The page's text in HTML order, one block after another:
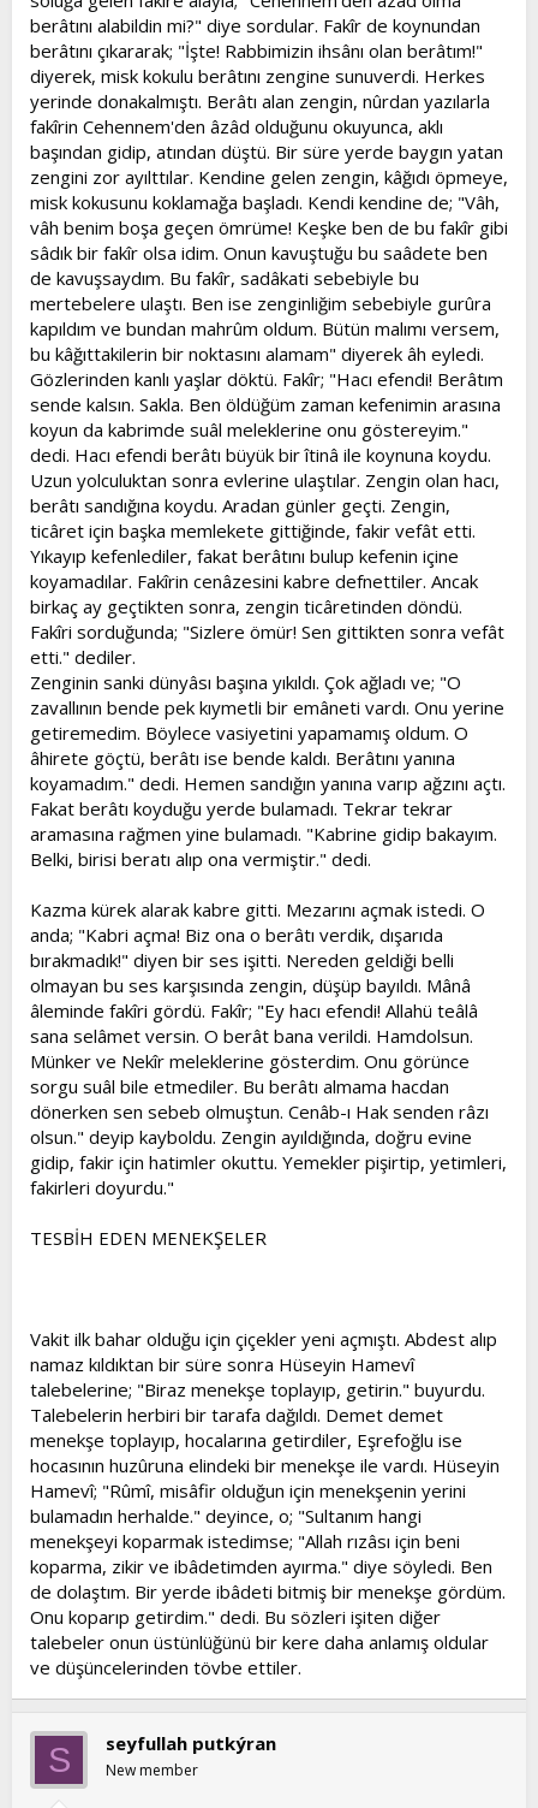
berâtını alabildin mi?" diye sordular. Fakîr de koynundan
berâtını çıkararak; "İşte! Rabbimizin ihsânı olan berâtım!"
diyerek, misk kokulu berâtını zengine sunuverdi. Herkes
yerinde donakalmıştı. Berâtı alan zengin, nûrdan yazılarla
fakîrin Cehennem'den âzâd olduğunu okuyunca, aklı
başından gidip, atından düştü. Bir süre yerde baygın yatan
zengini zor ayılttılar. Kendine gelen zengin, kâğıdı öpmeye,
misk kokusunu koklamağa başladı. Kendi kendine de; "Vâh,
vâh benim boşa geçen ömrüme! Keşke ben de bu fakîr gibi
sâdık bir fakîr olsa idim. Onun kavuştuğu bu saâdete ben
de kavuşsaydım. Bu fakîr, sadâkati sebebiyle bu
mertebelere ulaştı. Ben ise zenginliğim sebebiyle gurûra
kapıldım ve bundan mahrûm oldum. Bütün malımı versem,
bu kâğıttakilerin bir noktasını alamam" diyerek âh eyledi.
Gözlerinden kanlı yaşlar döktü. Fakîr; "Hacı efendi! Berâtım
sende kalsın. Sakla. Ben öldüğüm zaman kefenimin arasına
koyun da kabrimde suâl meleklerine onu göstereyim."
dedi. Hacı efendi berâtı büyük bir îtinâ ile koynuna koydu.
Uzun yolculuktan sonra evlerine ulaştılar. Zengin olan hacı,
berâtı sandığına koydu. Aradan günler geçti. Zengin,
ticâret için başka memlekete gittiğinde, fakir vefât etti.
Yıkayıp kefenlediler, fakat berâtını bulup kefenin içine
koyamadılar. Fakîrin cenâzesini kabre defnettiler. Ancak
birkaç ay geçtikten sonra, zengin ticâretinden döndü.
Fakîri sorduğunda; "Sizlere ömür! Sen gittikten sonra vefât
etti." dediler.
Zenginin sanki dünyâsı başına yıkıldı. Çok ağladı ve; "O
zavallının bende pek kıymetli bir emâneti vardı. Onu yerine
getiremedim. Böylece vasiyetini yapamamış oldum. O
âhirete göçtü, berâtı ise bende kaldı. Berâtını yanına
koyamadım." dedi. Hemen sandığın yanına varıp ağzını açtı.
Fakat berâtı koyduğu yerde bulamadı. Tekrar tekrar
aramasına rağmen yine bulamadı. "Kabrine gidip bakayım.
Belki, birisi beratı alıp ona vermiştir." dedi.
Kazma kürek alarak kabre gitti. Mezarını açmak istedi. O
anda; "Kabri açma! Biz ona o berâtı verdik, dışarıda
bırakmadık!" diyen bir ses işitti. Nereden geldiği belli
olmayan bu ses karşısında zengin, düşüp bayıldı. Mânâ
âleminde fakîri gördü. Fakîr; "Ey hacı efendi! Allahü teâlâ
sana selâmet versin. O berât bana verildi. Hamdolsun.
Münker ve Nekîr meleklerine gösterdim. Onu görünce
sorgu suâl bile etmediler. Bu berâtı almama hacdan
dönerken sen sebeb olmuştun. Cenâb-ı Hak senden râzı
olsun." deyip kayboldu. Zengin ayıldığında, doğru evine
gidip, fakir için hatimler okuttu. Yemekler pişirtip, yetimleri,
fakirleri doyurdu."
TESBİH EDEN MENEKŞELER
Vakit ilk bahar olduğu için çiçekler yeni açmıştı. Abdest alıp
namaz kıldıktan bir süre sonra Hüseyin Hamevî
talebelerine; "Biraz menekşe toplayıp, getirin." buyurdu.
Talebelerin herbiri bir tarafa dağıldı. Demet demet
menekşe toplayıp, hocalarına getirdiler, Eşrefoğlu ise
hocasının huzûruna elindeki bir menekşe ile vardı. Hüseyin
Hamevî; "Rûmî, misâfir olduğun için menekşenin yerini
bulamadın herhalde." deyince, o; "Sultanım hangi
menekşeyi koparmak istedimse; "Allah rızâsı için beni
koparma, zikir ve ibâdetimden ayırma." diye söyledi. Ben
de dolaştım. Bir yerde ibâdeti bitmiş bir menekşe gördüm.
Onu koparıp getirdim." dedi. Bu sözleri işiten diğer
talebeler onun üstünlüğünü bir kere daha anlamış oldular
ve düşüncelerinden tövbe ettiler.
S seyfullah putkýran
New member